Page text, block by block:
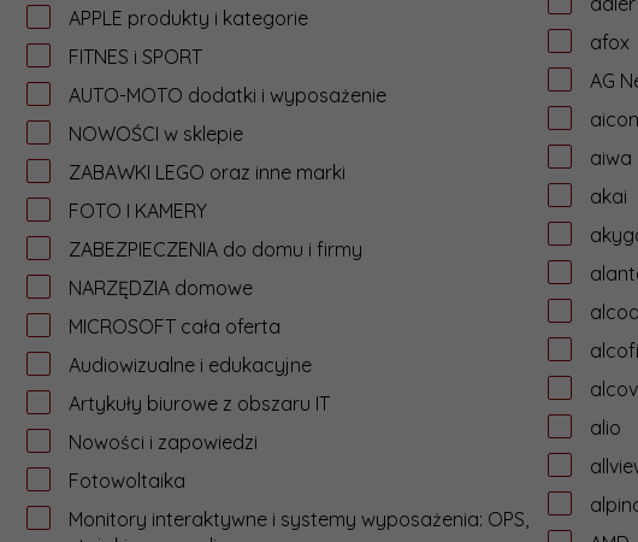
APPLE produkty i kategorie
FITNES i SPORT
AUTO-MOTO dodatki i wyposażenie
NOWOŚCI w sklepie
ZABAWKI LEGO oraz inne marki
FOTO I KAMERY
ZABEZPIECZENIA do domu i firmy
NARZĘDZIA domowe
MICROSOFT cała oferta
Audiowizualne i edukacyjne
Artykuły biurowe z obszaru IT
Nowości i zapowiedzi
Fotowoltaika
Monitory interaktywne i systemy wyposażenia: OPS,
afox
AG
aiwa
akai
alio